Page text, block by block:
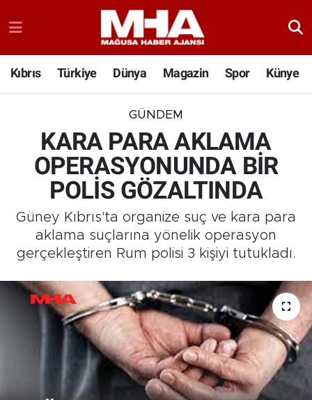
Kıbrıs Türkiye Dünya Magazin Spor Künye
GÜNDEM
KARA PARA AKLAMA
OPERASYONUNDA BİR
POLİS GÖZALTINDA
Güney Kıbrıs'ta organize suç ve kara para
aklama suçlarına yönelik operasyon
gerçekleştiren Rum polisi 3 kişiyi tutukladı.